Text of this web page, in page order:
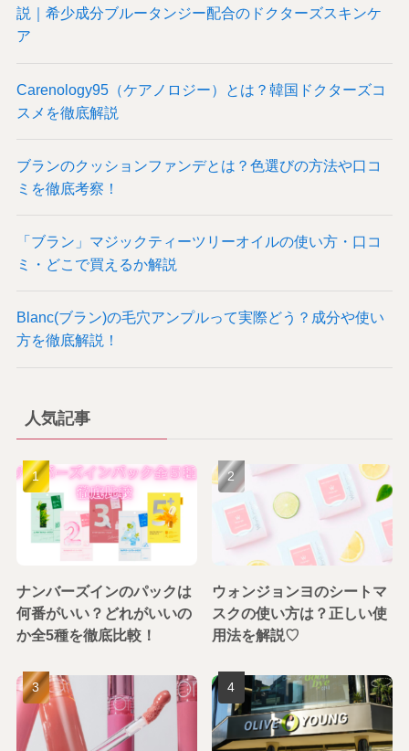
説｜希少成分ブルータンジー配合のドクターズスキンケ
ア
Carenology95（ケアノロジー）とは？韓国ドクターズコ
スメを徹底解説
ブランのクッションファンデとは？色選びの方法や口コ
ミを徹底考察！
「ブラン」マジックティーツリーオイルの使い方・口コ
ミ・どこで買えるか解説
Blanc(ブラン)の毛穴アンプルって実際どう？成分や使い
方を徹底解説！
人気記事
ナンバーズインのパックは
何番がいい？どれがいいの
か全5種を徹底比較！
ウォンジョンヨのシートマ
スクの使い方は？正しい使
用法を解説♡